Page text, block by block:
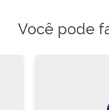
Você pode